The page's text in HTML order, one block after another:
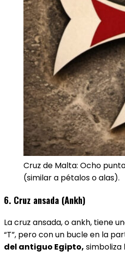
Cruz de Malta: Ocho
(similar a pétalos o alas).
6. Cruz ansada (Ankh)
La cruz ansada, o ankh, tiene
“T”, pero con un bucle en la
del antiguo Egipto, simboliza